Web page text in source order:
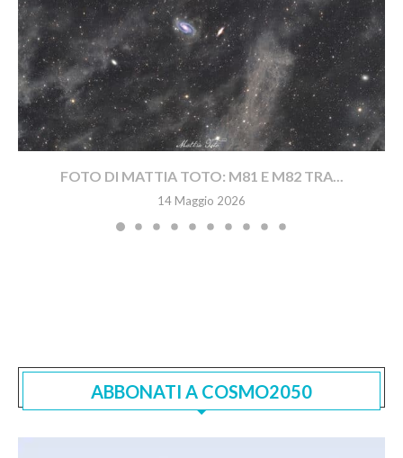
FOTO DI MATTIA TOTO: M81 E M82 TRA...
14 Maggio 2026
ABBONATI A COSMO2050